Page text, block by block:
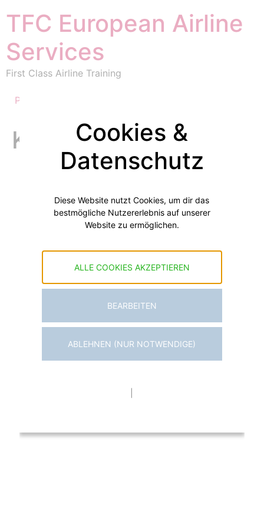
springen
TFC European Airline
Services
First Class Airline Training
Partner & Referenzen
Kategorie:Messen
Cookies &
Datenschutz
Diese Website nutzt Cookies, um dir das
bestmögliche Nutzererlebnis auf unserer
Website zu ermöglichen.
ALLE COOKIES AKZEPTIEREN
BEARBEITEN
ABLEHNEN (NUR NOTWENDIGE)